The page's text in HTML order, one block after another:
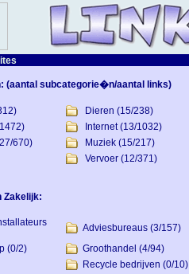
(aantal subcategorie�n/aantal links)
Dieren (15/238)
Internet(13/1032)
670) Muziek (15/217)
Vervoer (12/371)
Zakelijk:
Adviesbureaus (3/157)
(0/2) Groothandel (4/94)
Recycle bedrijven (0/10)